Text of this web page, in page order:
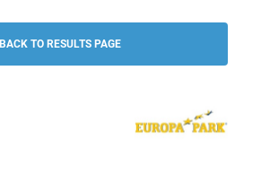
BACK TO RESULTS PAGE